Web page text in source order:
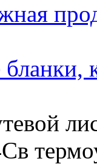
бланки,